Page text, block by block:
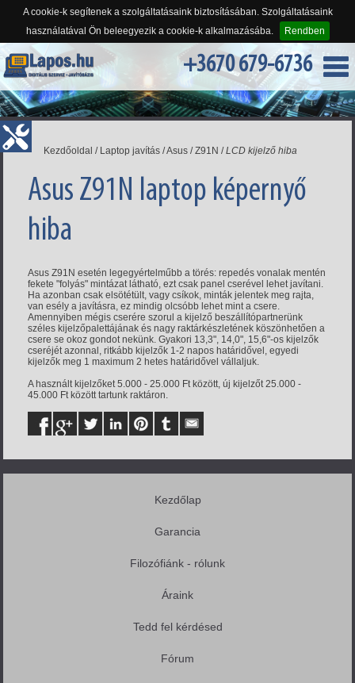
A cookie-k segítenek a szolgáltatásaink biztosításában. Szolgáltatásaink
használatával Ön beleegyezik a cookie-k alkalmazásába.
Rendben
+3670 679-6736
Kezdőoldal / Laptop javítás /Asus /Z91N /LCD kijelző hiba
Asus Z91N laptop képernyő
hiba
Asus Z91N esetén legegyértelműbb a törés: repedés vonalak mentén
fekete "folyás" mintázat látható, ezt csak panel cserével lehet javítani.
Ha azonban csak elsötétült, vagy csíkok, minták jelentek meg rajta,
van esély a javításra, ez mindig olcsóbb lehet mint a csere.
Amennyiben mégis cserére szorul a kijelző beszállítópartnerünk
széles kijelzőpalettájának és nagy raktárkészletének köszönhetően a
csere se okoz gondot nekünk. Gyakori 13,3", 14,0", 15,6"-os kijelzők
cseréjét azonnal, ritkább kijelzők 1-2 napos határidővel, egyedi
kijelzők meg 1 maximum 2 hetes határidővel vállaljuk.
A használt kijelzőket 5.000 - 25.000 Ft között, új kijelzőt 25.000 -
45.000 Ft között tartunk raktáron.
Kezdőlap
Garancia
Filozófiánk - rólunk
Áraink
Tedd fel kérdésed
Fórum